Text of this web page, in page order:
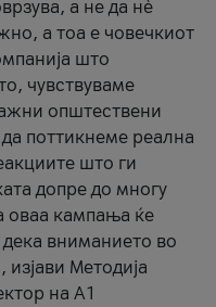
а не да нè
а тоа е човечкиот
што
чувствуваме
општествени
поттикнеме реална
што ги
допре до многу
оваа кампања ќе
вниманието во
изјави Методија
на А1